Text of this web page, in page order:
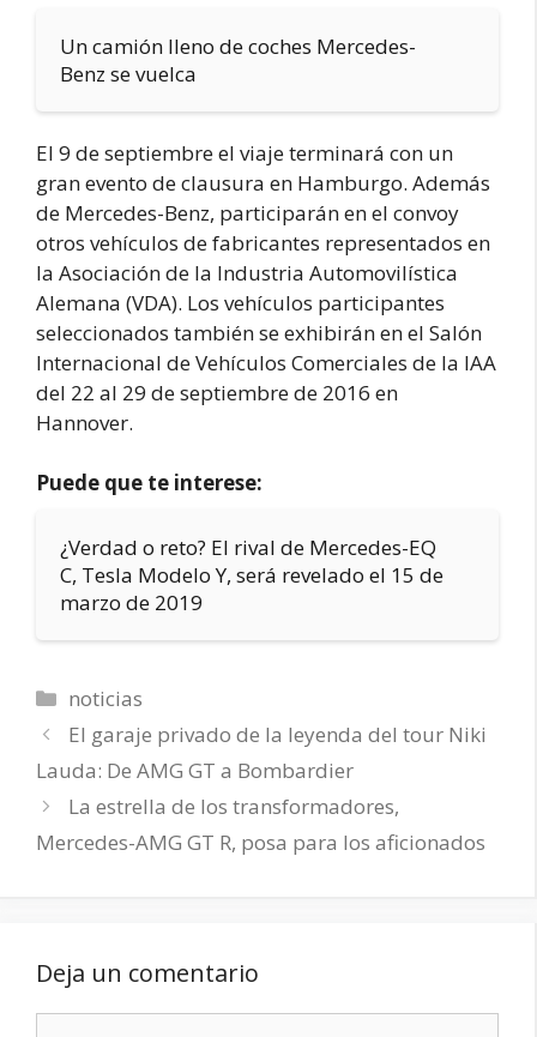
Un camión lleno de coches Mercedes-
Benz se vuelca
El 9 de septiembre el viaje terminará con un
gran evento de clausura en Hamburgo. Además
de Mercedes-Benz, participarán en el convoy
otros vehículos de fabricantes representados en
la Asociación de la Industria Automovilística
Alemana (VDA). Los vehículos participantes
seleccionados también se exhibirán en el Salón
Internacional de Vehículos Comerciales de la IAA
del 22 al 29 de septiembre de 2016 en
Hannover.
Puede que te interese:
¿Verdad o reto? El rival de Mercedes-EQ
C, Tesla Modelo Y, será revelado el 15 de
marzo de 2019
Categorías
noticias
El garaje privado de la leyenda del tour Niki
Lauda: De AMG GT a Bombardier
La estrella de los transformadores,
Mercedes-AMG GT R, posa para los aficionados
Deja un comentario